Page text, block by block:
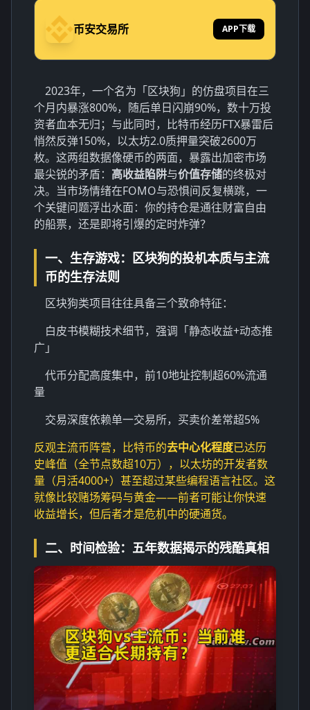
币安交易所 APP下载
2023年，一个名为「区块狗」的仿盘项目在三
个月内暴涨800%，随后单日闪崩90%，数十万投
资者血本无归；与此同时，比特币经历FTX暴雷后
悄然反弹150%，以太坊2.0质押量突破2600万
枚。这两组数据像硬币的两面，暴露出加密市场
最尖锐的矛盾： 高收益陷阱与价值存储的终极对
决。当市场情绪在FOMO与恐惧间反复横跳，一
个关键问题浮出水面：你的持仓是通往财富自由
的船票，还是即将引爆的定时炸弹？
一、生存游戏：区块狗的投机本质与主流
币的生存法则
区块狗类项目往往具备三个致命特征：
白皮书模糊技术细节，强调「静态收益+动态推
广」
代币分配高度集中，前10地址控制超60%流通
量
交易深度依赖单一交易所，买卖价差常超5%
反观主流币阵营，比特币的去中心化程度已达历
史峰值（全节点数超10万），以太坊的开发者数
量（月活4000+）甚至超过某些编程语言社区。这
就像比较赌场筹码与黄金——前者可能让你快速
收益增长，但后者才是危机中的硬通货。
二、时间检验：五年数据揭示的残酷真相